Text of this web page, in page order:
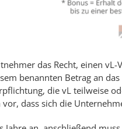
das Recht, einen
benannten Betrag an
die vL teilweise
dass sich die